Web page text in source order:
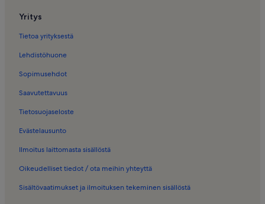
Yritys
Tietoa yrityksestä
Lehdistöhuone
Sopimusehdot
Saavutettavuus
Tietosuojaseloste
Evästelausunto
Ilmoitus laittomasta sisällöstä
Oikeudelliset tiedot / ota meihin yhteyttä
Sisältövaatimukset ja ilmoituksen tekeminen sisällöstä